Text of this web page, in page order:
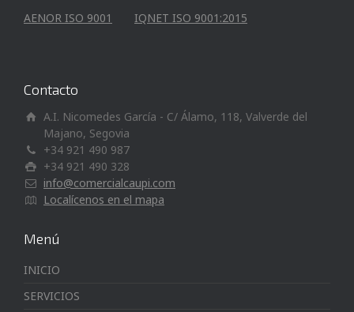
AENOR ISO 9001 IQNET ISO 9001:2015
Contacto
A.I. Nicomedes García - C/ Álamo, 118, Valverde del
Majano, Segovia
+34 921 490 987
+34 921 490 328
info@comercialcaupi.com
Localícenos en el mapa
Menú
INICIO
SERVICIOS